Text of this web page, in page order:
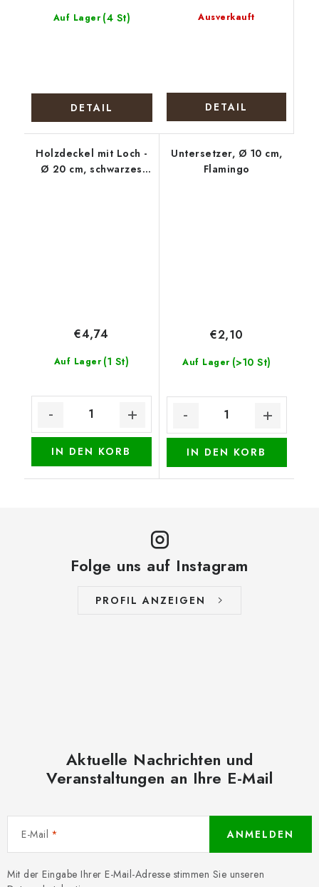
Auf Lager (4 St)
DETAIL
Ausverkauft
DETAIL
Holzdeckel mit Loch -
Ø 20 cm, schwarzes
Auf Lager (1 St)
€4,74
IN DEN KORB
Untersetzer, Ø 10 cm,
Flamingo
Auf Lager (>10 St)
€2,10
IN DEN KORB
Folge uns auf Instagram
PROFIL ANZEIGEN
Aktuelle Nachrichten und
Veranstaltungen an Ihre E-Mail
E-Mail
Mit der Eingabe Ihrer E-Mail-Adresse stimmen Sie unseren
ANMELDEN